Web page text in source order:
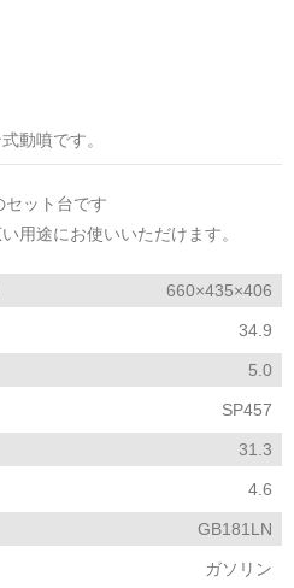
動噴です。
セット台です
用途にお使いいただけます。
660×435×406
34.9
5.0
SP457
31.3
4.6
GB181LN
ガソリン